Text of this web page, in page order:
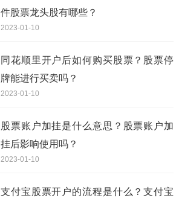
件股票龙头股有哪些？
2023-01-10
同花顺里开户后如何购买股票？股票停
牌能进行买卖吗？
2023-01-10
股票账户加挂是什么意思？股票账户加
挂后影响使用吗？
2023-01-10
支付宝股票开户的流程是什么？支付宝